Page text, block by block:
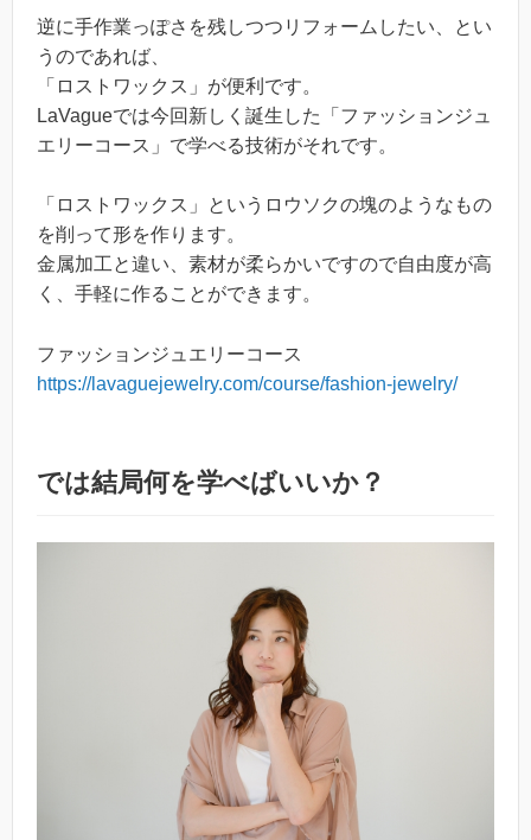
逆に手作業っぽさを残しつつリフォームしたい、とい
うのであれば、
「ロストワックス」が便利です。
LaVagueでは今回新しく誕生した「ファッションジュ
エリーコース」で学べる技術がそれです。
「ロストワックス」というロウソクの塊のようなもの
を削って形を作ります。
金属加工と違い、素材が柔らかいですので自由度が高
く、手軽に作ることができます。
ファッションジュエリーコース
https://lavaguejewelry.com/course/fashion-jewelry/
では結局何を学べばいいか？